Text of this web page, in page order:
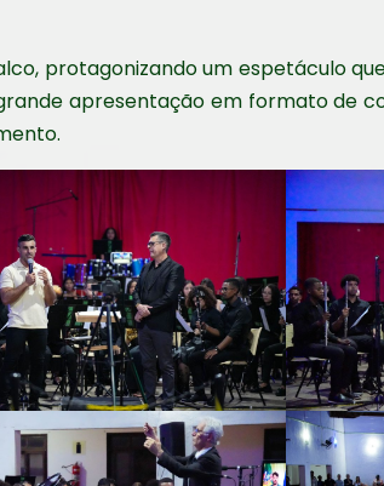
protagonizando um espetáculo
apresentação em formato de